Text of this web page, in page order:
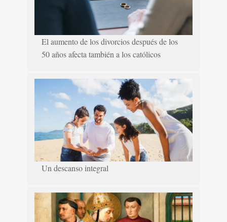
El aumento de los divorcios después de los
50 años afecta también a los católicos
Un descanso integral